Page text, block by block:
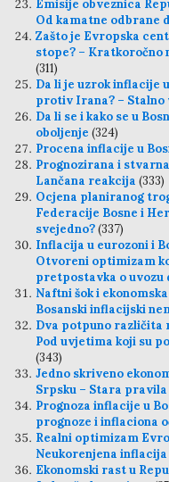
Emisije obveznica
Od kamatne odbrane
Zašto je Evropska
stope? – Kratkoročno
(311)
Da li je uzrok inflacije
protiv Irana? –
Da li se i kako se u
oboljenje (324)
Procena inflacije u
Prognozirana i
Lančana reakcija (333)
Ocjena planiranog
Federacije Bosne i
svejedno?(337)
Inflacija u eurozoni i
Otvoreni optimizam
pretpostavka o uvozu
Naftni šok i
Bosanski inflacijski
Dva potpuno različita
Pod uvjetima koji su
(343)
Jedno skriveno
Srpsku – Stara pravila
Prognoza inflacije u
prognoze i inflaciona
Realni optimizam
Neukorenjena inflacija
Ekonomski rast u